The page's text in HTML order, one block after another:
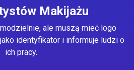
Makijażu
ale muszą mieć logo
identyfikator i informuje ludzi o
ich pracy.